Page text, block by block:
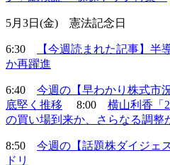
5月3日(金) 憲法記念日
6:30
【今週読まれた記事】半
か再躍進
6:40 今週の【早わかり株式市
底堅く推移 8:00 横山利香「
の買い場到来か、さらなる調整
8:50 今週の【話題株ダイジェ
ドリ